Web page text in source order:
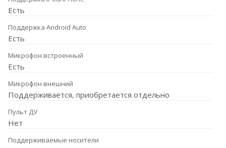
Есть
Поддержка Android Auto
Есть
Микрофон встроенный
Есть
Микрофон внешний
Поддерживается, приобретается отдельно
Пульт ДУ
Нет
Поддерживаемые носители